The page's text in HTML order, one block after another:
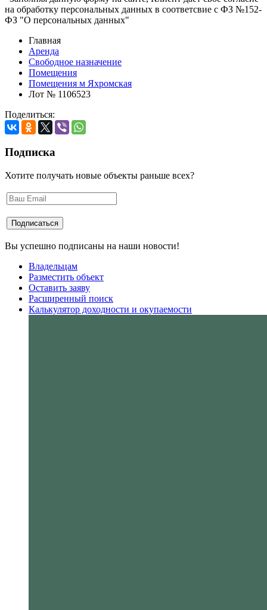
на обработку персональных данных в соответсвие с ФЗ №152-
ФЗ "О персональных данных"
Главная
Аренда
Свободное назначение
Помещения
Помещения м Яхромская
Лот № 1106523
Поделиться:
Подписка
Хотите получать новые объекты раньше всех?
Вы успешно подписаны на наши новости!
Владельцам
Разместить объект
Оставить заяву
Расширенный поиск
Калькулятор доходности и окупаемости